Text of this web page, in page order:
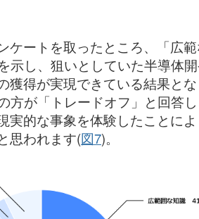
ケートを取ったところ、「広
示し、狙いとしていた半導体
獲得が実現できている結果と
方が「トレードオフ」と回答
実的な事象を体験したことに
思われます(図7)。